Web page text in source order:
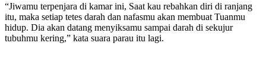
“Jiwamu terpenjara di kamar ini, Saat kau rebahkan diri di ranjang
itu, maka setiap tetes darah dan nafasmu akan membuat Tuanmu
hidup. Dia akan datang menyiksamu sampai darah di sekujur
tubuhmu kering,” kata suara parau itu lagi.